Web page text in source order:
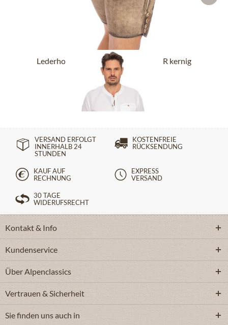
Lederhose kurz mit Gürtel BUCHNER kernig
natur
ab 289,90 €
VERSAND ERFOLGT
INNERHALB 24
STUNDEN
KOSTENFREIE
RÜCKSENDUNG
KAUF AUF
RECHNUNG
EXPRESS
VERSAND
30 TAGE
WIDERUFSRECHT
Kontakt & Info
Kundenservice
Über Alpenclassics
Vertrauen & Sicherheit
Sie finden uns auch in